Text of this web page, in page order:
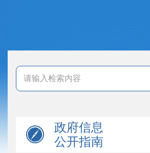
政府信息
公开指南